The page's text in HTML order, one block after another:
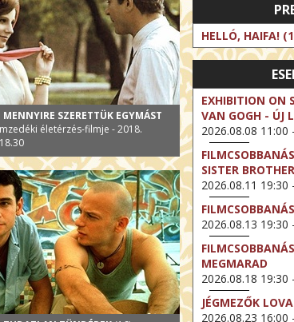
SZERETTÜK EGYMÁST
életérzés-filmje - 2018.
HELLÓ, HAIFA!
EXHIBITION ON
VAN GOGH - ÚJ
2026.08.08 11:00
SISTER BROTHER
2026.08.11 19:30
2026.08.13 19:30
MEGMARAD
2026.08.18 19:30
JÉGMEZŐK
2026.08.23 16:00